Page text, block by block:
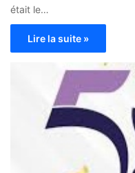
était le…
Lire la suite »